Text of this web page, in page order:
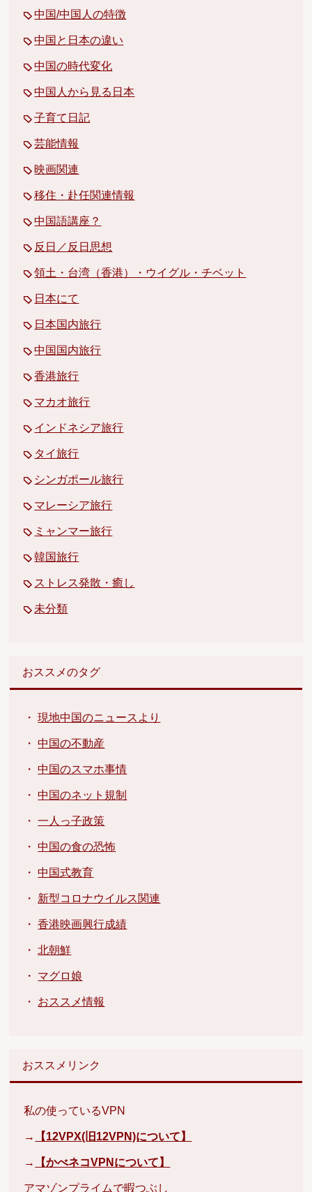
中国/中国人の特徴
中国と日本の違い
中国の時代変化
中国人から見る日本
子育て日記
芸能情報
映画関連
移住・赴任関連情報
中国語講座？
反日／反日思想
領土・台湾（香港）・ウイグル・チベット
日本にて
日本国内旅行
中国国内旅行
香港旅行
マカオ旅行
インドネシア旅行
タイ旅行
シンガポール旅行
マレーシア旅行
ミャンマー旅行
韓国旅行
ストレス発散・癒し
未分類
おススメのタグ
・現地中国のニュースより
・中国の不動産
・中国のスマホ事情
・中国のネット規制
・一人っ子政策
・中国の食の恐怖
・中国式教育
・ 新型コロナウイルス関連
・香港映画興行成績
・北朝鮮
・ マグロ娘
・ おススメ情報
おススメリンク
私の使っているVPN
→ 【12VPX(旧12VPN)について】
→ 【かべネコVPNについて】
アマゾンプライムで暇つぶし